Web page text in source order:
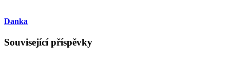
Danka
Související příspěvky